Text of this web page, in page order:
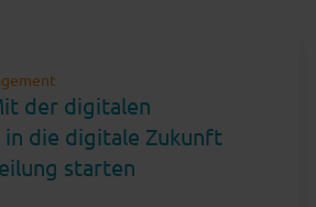
der digitalen
in die digitale Zukunft
starten